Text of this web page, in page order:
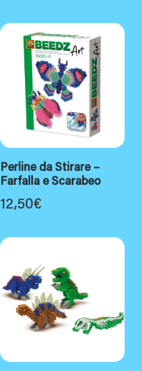
Perline da Stirare –
Farfalla e Scarabeo
12,50€